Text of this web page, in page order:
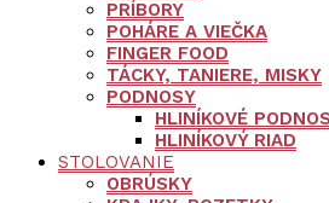
PRÍBORY
POHÁRE A VIEČKA
FINGER FOOD
TÁCKY, TANIERE, MISKY
PODNOSY
HLINÍKOVÉ
HLINÍKOVÝ RIAD
STOLOVANIE
OBRÚSKY